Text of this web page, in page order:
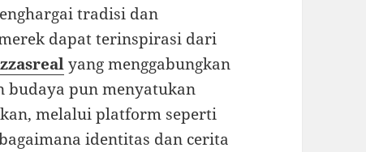
tradisi dan
dapat terinspirasi dari
yang menggabungkan
budaya pun menyatukan
melalui platform seperti
identitas dan cerita